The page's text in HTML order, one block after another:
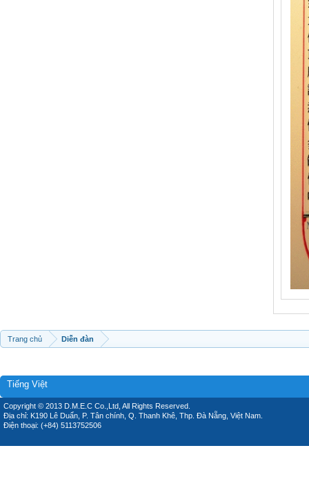
Trang chủ Diễn đàn
Tiếng Việt
Copyright © 2013 D.M.E.C Co.,Ltd, All Rights Reserved.
Địa chỉ: K190 Lê Duẩn, P. Tân chính, Q. Thanh Khê, Thp. Đà Nẵng, Việt Nam.
Điện thoại: (+84) 5113752506